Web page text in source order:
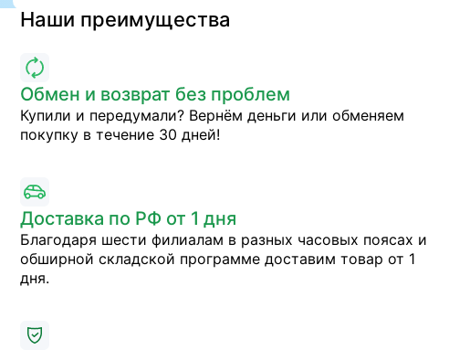
Наши преимущества
Обмен и возврат без проблем
Купили и передумали? Вернём деньги или обменяем
покупку в течение 30 дней!
Доставка по РФ от 1 дня
Благодаря шести филиалам в разных часовых поясах и
обширной складской программе доставим товар от 1
дня.